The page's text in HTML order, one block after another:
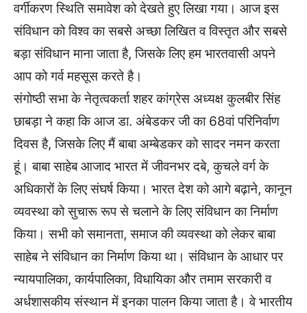
वर्गीकरण स्थिति समावेश को देखते हुए लिखा गया। आज इस
संविधान को विश्व का सबसे अच्छा लिखित व विस्तृत और सबसे
बड़ा संविधान माना जाता है, जिसके लिए हम भारतवासी अपने
आप को गर्व महसूस करते है।
संगोष्ठी सभा के नेतृत्वकर्ता शहर कांग्रेस अध्यक्ष कुलबीर सिंह
छाबड़ा ने कहा कि आज डा. अंबेडकर जी का 68वां परिनिर्वाण
दिवस है, जिसके लिए मैं बाबा अम्बेडकर को सादर नमन करता
हूं। बाबा साहेब आजाद भारत में जीवनभर दबे, कुचले वर्ग के
अधिकारों के लिए संघर्ष किया। भारत देश को आगे बढ़ाने, कानून
व्यवस्था को सुचारू रूप से चलाने के लिए संविधान का निर्माण
किया। सभी को समानता, समाज की व्यवस्था को लेकर बाबा
साहेब ने संविधान का निर्माण किया था। संविधान के आधार पर
न्यायपालिका, कार्यपालिका, विधायिका और तमाम सरकारी व
अर्धशासकीय संस्थान में इनका पालन किया जाता है। वे भारतीय